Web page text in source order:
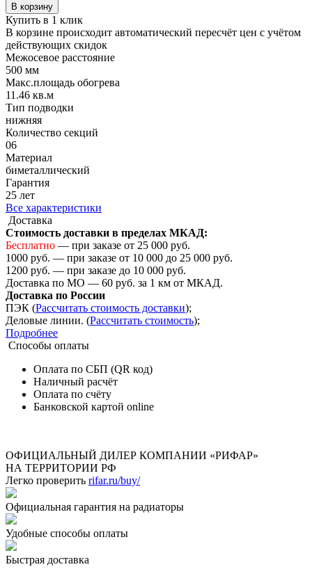
В корзину
Купить в 1 клик
В корзине происходит автоматический пересчёт цен с учётом
действующих скидок
Межосевое расстояние
500 мм
Макс.площадь обогрева
11.46 кв.м
Тип подводки
нижняя
Количество cекций
06
Материал
биметаллический
Гарантия
25 лет
Все характеристики
Доставка
Стоимость доставки в пределах МКАД:
Бесплатно — при заказе от 25 000 руб.
1000 руб. — при заказе от 10 000 до 25 000 руб.
1200 руб. — при заказе до 10 000 руб.
Доставка по МО — 60 руб. за 1 км от МКАД.
Доставка по России
ПЭК (Рассчитать стоимость доставки);
Деловые линии. (Рассчитать стоимость);
Подробнее
Способы оплаты
Оплата по СБП (QR код)
Наличный расчёт
Оплата по счёту
Банковской картой online
ОФИЦИАЛЬНЫЙ ДИЛЕР КОМПАНИИ «РИФАР»
НА ТЕРРИТОРИИ РФ
Легко проверить rifar.ru/buy/
Официальная гарантия на радиаторы
Удобные способы оплаты
Быстрая доставка